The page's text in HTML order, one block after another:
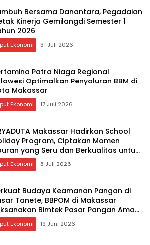
Bersama Danantara, Pegadaian
Kinerja Gemilangdi Semester 1
2026
Ekonomi 31 Juli 2026
Patra Niaga Regional
Optimalkan Penyaluran BBM di
Makassar
Ekonomi 17 Juli 2026
Makassar Hadirkan School
Program, Ciptakan Momen
yang Seru dan Berkualitas untuk
Ekonomi 3 Juli 2026
Budaya Keamanan Pangan di
Tanete, BBPOM di Makassar
Bimtek Pasar Pangan Aman
Komunitas
Ekonomi 19 Juni 2026